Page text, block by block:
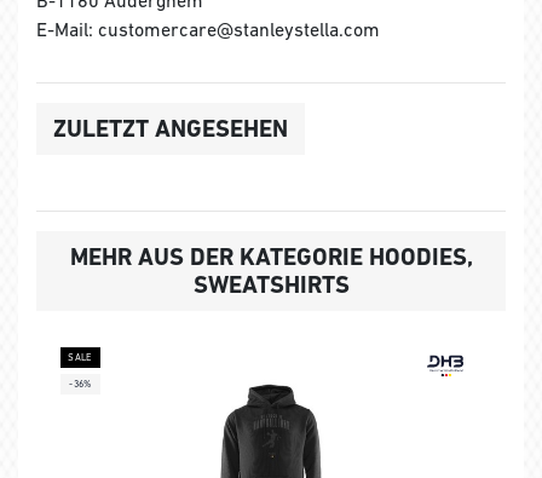
E-Mail: customercare@stanleystella.com
ZULETZT ANGESEHEN
MEHR AUS DER KATEGORIE HOODIES,
SWEATSHIRTS
SALE
-36%